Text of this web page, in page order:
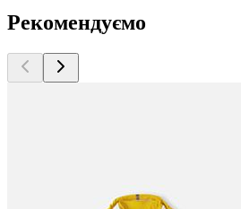
Рекомендуємо